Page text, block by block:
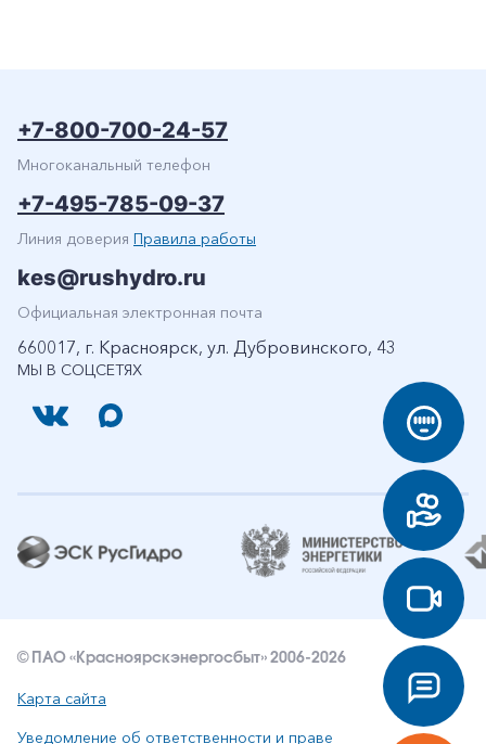
МЫ В СОЦСЕТЯХ
+7-800-700-24-57
Многоканальный телефон
+7-495-785-09-37
Линия доверия Правила работы
kes@rushydro.ru
Официальная электронная почта
660017, г. Красноярск, ул. Дубровинского, 43
© ПАО «Красноярскэнергосбыт» 2006-2026
Карта сайта
Уведомление об ответственности и праве